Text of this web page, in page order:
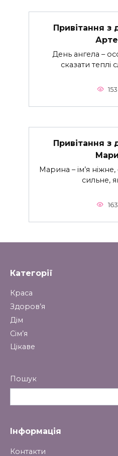
Привітання з
День ангела –
сказати теплі
153
Привітання з
Марина – ім’я
сильне,
163
Категорії
Краса
Здоров’я
Дім
Сім’я
Цікаве
Пошук
Інформація
Контакти